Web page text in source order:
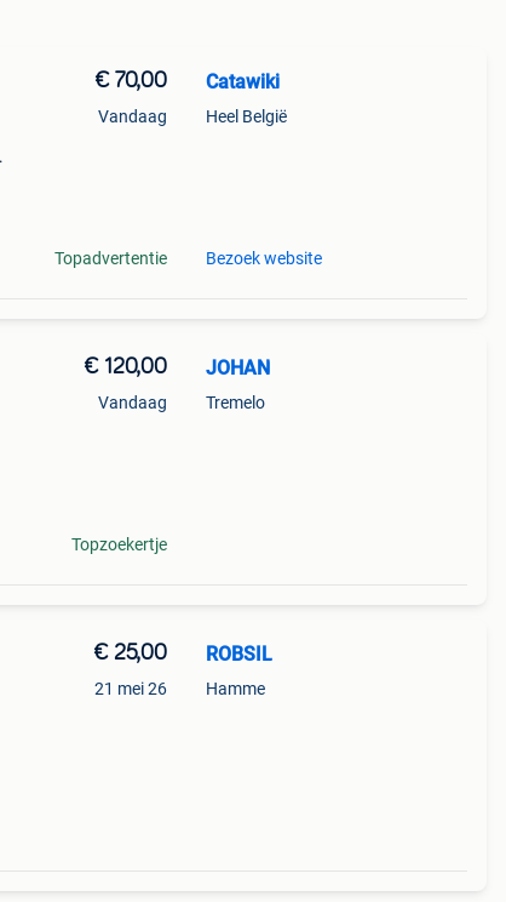
€ 70,00
Vandaag
Topadvertentie
Catawiki
Heel België
Bezoek website
€ 120,00
Vandaag
Topzoekertje
JOHAN
Tremelo
€ 25,00
21 mei 26
ROBSIL
Hamme